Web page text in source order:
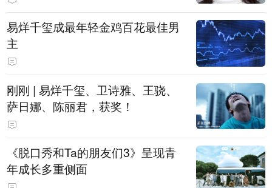
易烊千玺成最年轻金鸡百花最佳男
主
刚刚 | 易烊千玺、卫诗雅、王骁、
萨日娜、陈丽君，获奖！
《脱口秀和Ta的朋友们3》呈现青
年成长多重侧面